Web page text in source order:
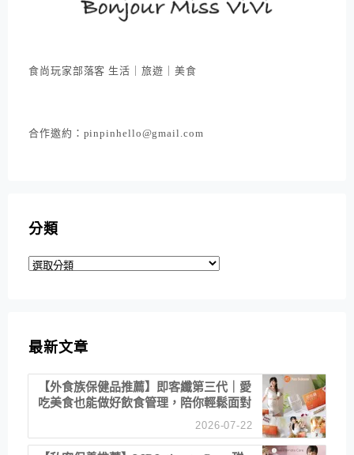
食尚玩家部落客 生活｜旅遊｜美食
合作邀約：pinpinhello@gmail.com
分類
分
最新文章
【外食族保健品推薦】即客纖第三代｜愛
吃美食也能做好飲食管理，陪你輕鬆面對
2026-07-22